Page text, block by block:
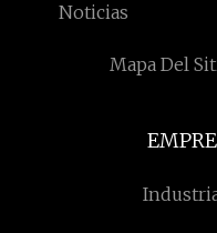
Noticias
Mapa Del